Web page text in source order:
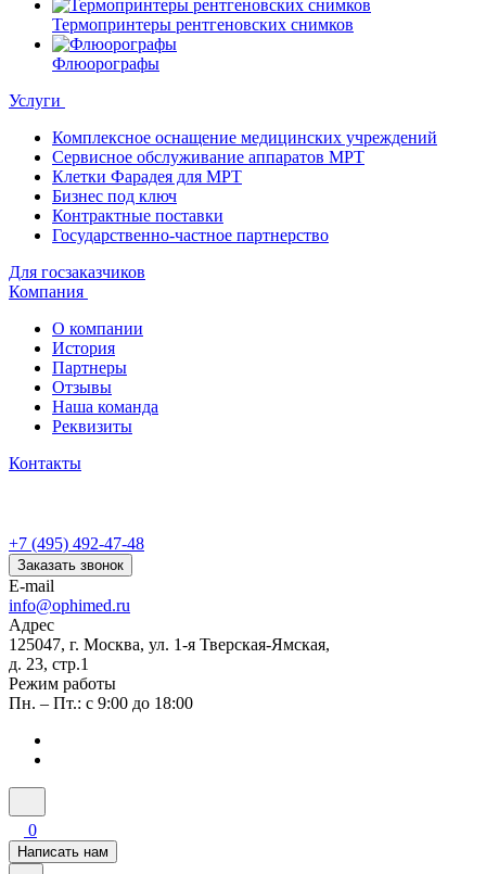
Термопринтеры рентгеновских снимков
Флюорографы
Услуги
Комплексное оснащение медицинских учреждений
Сервисное обслуживание аппаратов МРТ
Клетки Фарадея для МРТ
Бизнес под ключ
Контрактные поставки
Государственно-частное партнерство
Для госзаказчиков
Компания
О компании
История
Партнеры
Отзывы
Наша команда
Реквизиты
Контакты
+7 (495) 492-47-48
Заказать звонок
E-mail
info@ophimed.ru
Адрес
125047, г. Москва, ул. 1-я Тверская-Ямская,
д. 23, стр.1
Режим работы
Пн. – Пт.: с 9:00 до 18:00
0
Написать нам